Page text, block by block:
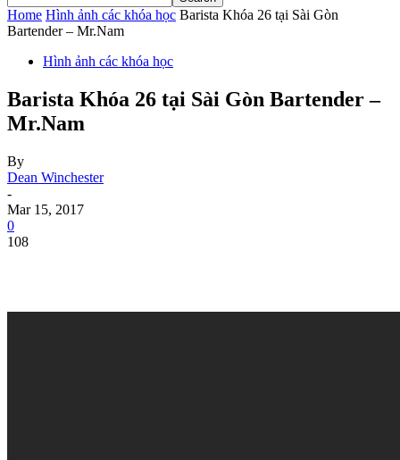
Home Hình ảnh các khóa học Barista Khóa 26 tại Sài Gòn
Bartender – Mr.Nam
Hình ảnh các khóa học
Barista Khóa 26 tại Sài Gòn Bartender –
Mr.Nam
By
Dean Winchester
-
Mar 15, 2017
0
108